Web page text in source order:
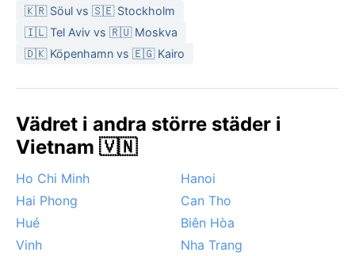
🇰🇷 Söul vs 🇸🇪 Stockholm
🇮🇱 Tel Aviv vs 🇷🇺 Moskva
🇩🇰 Köpenhamn vs 🇪🇬 Kairo
Vädret i andra större städer i
Vietnam 🇻🇳
Ho Chi Minh
Hanoi
Hai Phong
Can Tho
Hué
Biên Hòa
Vinh
Nha Trang